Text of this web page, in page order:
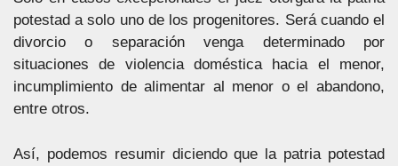
potestad a solo uno de los progenitores. Será cuando el
divorcio o separación venga determinado por
situaciones de violencia doméstica hacia el menor,
incumplimiento de alimentar al menor o el abandono,
entre otros.
Así, podemos resumir diciendo que la patria potestad